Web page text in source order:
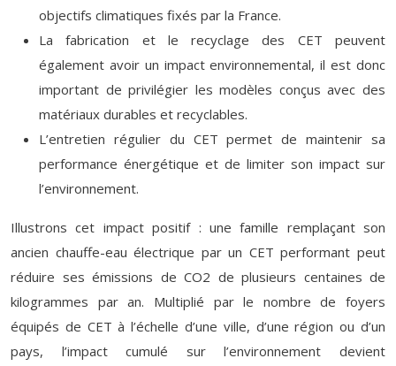
objectifs climatiques fixés par la France.
La fabrication et le recyclage des CET peuvent
également avoir un impact environnemental, il est donc
important de privilégier les modèles conçus avec des
matériaux durables et recyclables.
L’entretien régulier du CET permet de maintenir sa
performance énergétique et de limiter son impact sur
l’environnement.
Illustrons cet impact positif : une famille remplaçant son
ancien chauffe-eau électrique par un CET performant peut
réduire ses émissions de CO2 de plusieurs centaines de
kilogrammes par an. Multiplié par le nombre de foyers
équipés de CET à l’échelle d’une ville, d’une région ou d’un
pays, l’impact cumulé sur l’environnement devient